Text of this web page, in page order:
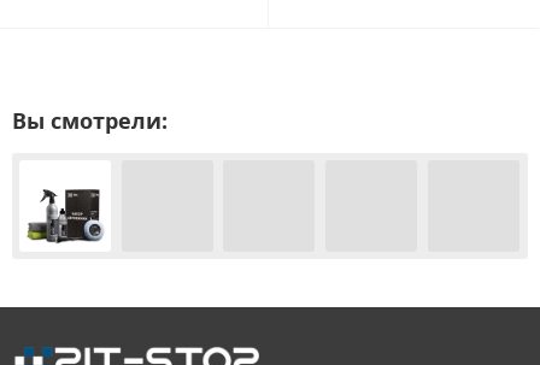
Вы смотрели: